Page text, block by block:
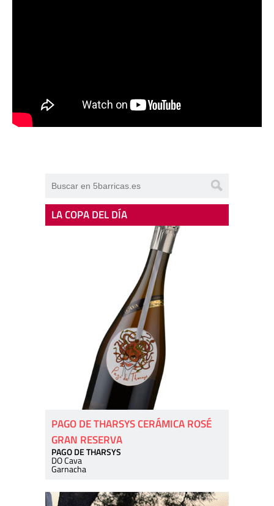
LA COPA DEL DÍA
PAGO DE THARSYS CERÁMICA ROSÉ
GRAN RESERVA
PAGO DE THARSYS
DO Cava
Garnacha